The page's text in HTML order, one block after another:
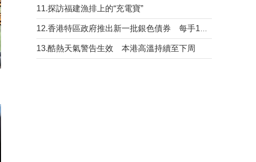
11.探訪福建漁排上的“充電寶”
13.酷熱天氣警告生效 本港高溫持續至下周